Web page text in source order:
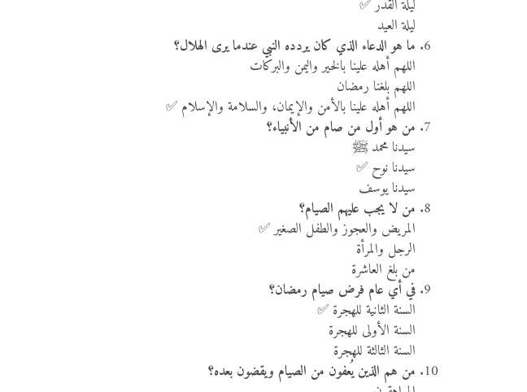
ليلة القدر ✅
ليلة العيد
ما هو الدعاء الذي كان يردده النبي عندما يرى الهلال؟
اللهم أهله علينا بالخير واليمن والبركات
اللهم بلغنا رمضان
اللهم أهله علينا بالأمن والإيمان، والسلامة والإسلام ✅
من هو أول من صام من الأنبياء؟
سيدنا محمد ﷺ
سيدنا نوح ✅
سيدنا يوسف
من لا يجب عليهم الصيام؟
المريض والعجوز والطفل الصغير ✅
الرجل والمرأة
من بلغ العاشرة
في أي عام فرض صيام رمضان؟
السنة الثانية للهجرة ✅
السنة الأولى للهجرة
السنة الثالثة للهجرة
من هم الذين يُعفون من الصيام ويقضون بعده؟